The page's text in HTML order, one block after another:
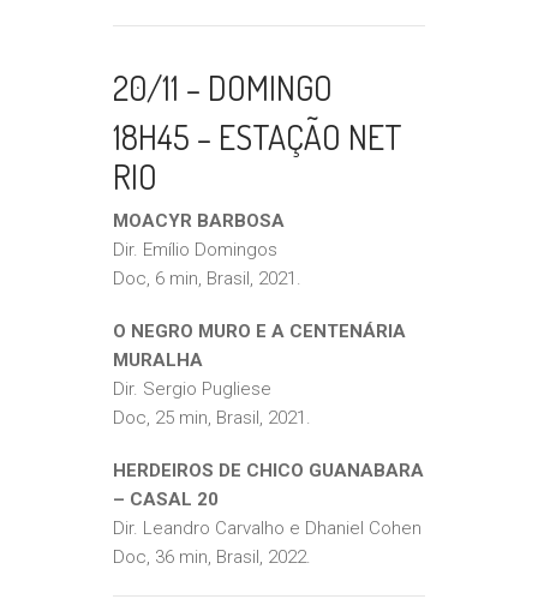
20/11 – DOMINGO
18H45 – ESTAÇÃO NET
RIO
MOACYR BARBOSA
Dir. Emílio Domingos
Doc, 6 min, Brasil, 2021.
O NEGRO MURO E A CENTENÁRIA
MURALHA
Dir. Sergio Pugliese
Doc, 25 min, Brasil, 2021.
HERDEIROS DE CHICO GUANABARA
– CASAL 20
Dir. Leandro Carvalho e Dhaniel Cohen
Doc, 36 min, Brasil, 2022.